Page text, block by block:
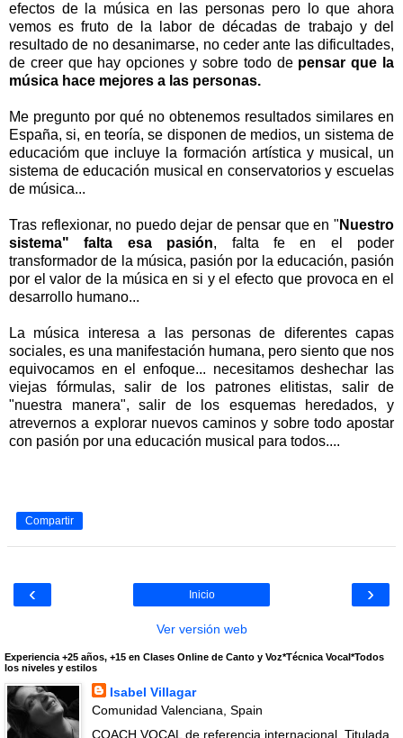
efectos de la música en las personas pero lo que ahora
vemos es fruto de la labor de décadas de trabajo y del
resultado de no desanimarse, no ceder ante las dificultades,
de creer que hay opciones y sobre todo de pensar que la
música hace mejores a las personas.
Me pregunto por qué no obtenemos resultados similares en
España, si, en teoría, se disponen de medios, un sistema de
educacióm que incluye la formación artística y musical, un
sistema de educación musical en conservatorios y escuelas
de música...
Tras reflexionar, no puedo dejar de pensar que en " Nuestro
sistema" falta esa pasión, falta fe en el poder
transformador de la música, pasión por la educación, pasión
por el valor de la música en si y el efecto que provoca en el
desarrollo humano...
La música interesa a las personas de diferentes capas
sociales, es una manifestación humana, pero siento que nos
equivocamos en el enfoque... necesitamos deshechar las
viejas fórmulas, salir de los patrones elitistas, salir de
"nuestra manera", salir de los esquemas heredados, y
atrevernos a explorar nuevos caminos y sobre todo apostar
con pasión por una educación musical para todos....
Compartir
‹ ›
Inicio
Ver versión web
Experiencia +25 años, +15 en Clases Online de Canto y Voz*Técnica Vocal*Todos
los niveles y estilos
Isabel Villagar
Comunidad Valenciana, Spain
COACH VOCAL de referencia internacional. Titulada